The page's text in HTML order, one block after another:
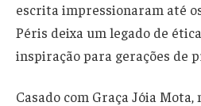
escrita impressionaram até
Péris deixa um legado de
inspiração para gerações de
Casado com Graça Jóia Mota,